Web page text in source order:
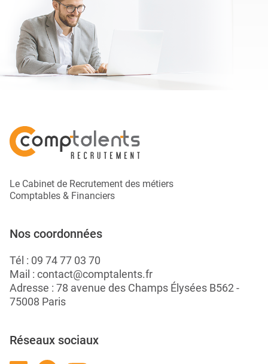
Le Cabinet de Recrutement des métiers
Comptables & Financiers
Nos coordonnées
Tél : 09 74 77 03 70
Mail : contact@comptalents.fr
Adresse : 78 avenue des Champs Élysées B562 -
75008 Paris
Réseaux sociaux